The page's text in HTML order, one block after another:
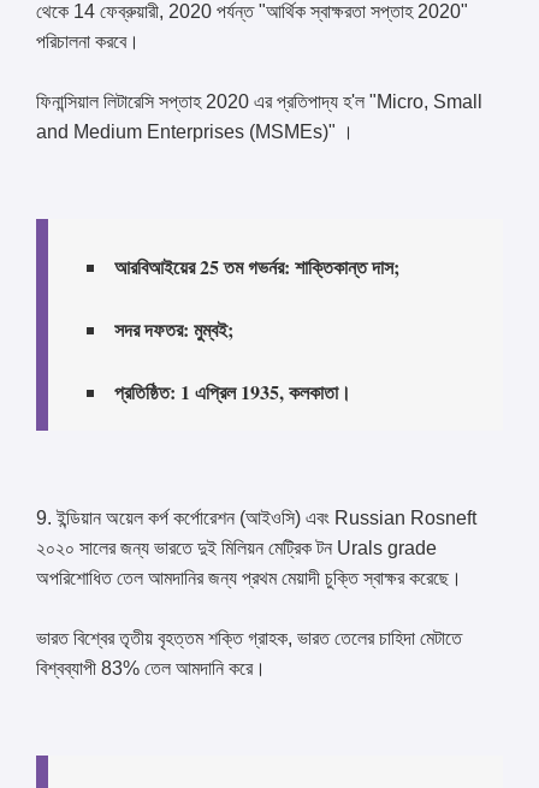
থেকে 14 ফেব্রুয়ারী, 2020 পর্যন্ত "আর্থিক স্বাক্ষরতা সপ্তাহ 2020"
পরিচালনা করবে।
ফিনান্সিয়াল লিটারেসি সপ্তাহ 2020 এর প্রতিপাদ্য হ'ল "Micro, Small
and Medium Enterprises (MSMEs)" ।
আরবিআইয়ের 25 তম গভর্নর: শাক্তিকান্ত দাস;
সদর দফতর: মুম্বই;
প্রতিষ্ঠিত: 1 এপ্রিল 1935, কলকাতা।
9. ইন্ডিয়ান অয়েল কর্প কর্পোরেশন (আইওসি) এবং Russian Rosneft
২০২০ সালের জন্য ভারতে দুই মিলিয়ন মেট্রিক টন Urals grade
অপরিশোধিত তেল আমদানির জন্য প্রথম মেয়াদী চুক্তি স্বাক্ষর করেছে।
ভারত বিশ্বের তৃতীয় বৃহত্তম শক্তি গ্রাহক, ভারত তেলের চাহিদা মেটাতে
বিশ্বব্যাপী 83% তেল আমদানি করে।